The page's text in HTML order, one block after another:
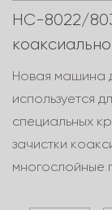
HC-8022/
Новая машина
используется
специальных
зачистки
многослойные